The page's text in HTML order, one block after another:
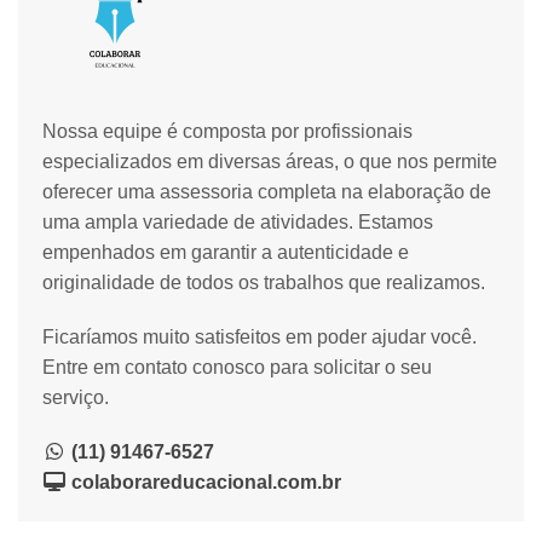
Nossa equipe é composta por profissionais
especializados em diversas áreas, o que nos permite
oferecer uma assessoria completa na elaboração de
uma ampla variedade de atividades. Estamos
empenhados em garantir a autenticidade e
originalidade de todos os trabalhos que realizamos.
Ficaríamos muito satisfeitos em poder ajudar você.
Entre em contato conosco para solicitar o seu
serviço.
(11) 91467-6527
colaborareducacional.com.br